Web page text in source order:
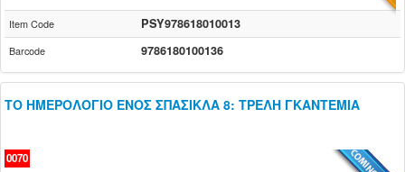
Item Code PSY978618010013
Barcode 9786180100136
ΤΟ ΗΜΕΡΟΛΟΓΙΟ ΕΝΟΣ ΣΠΑΣΙΚΛΑ 8: ΤΡΕΛΗ ΓΚΑΝΤΕΜΙΑ
0070